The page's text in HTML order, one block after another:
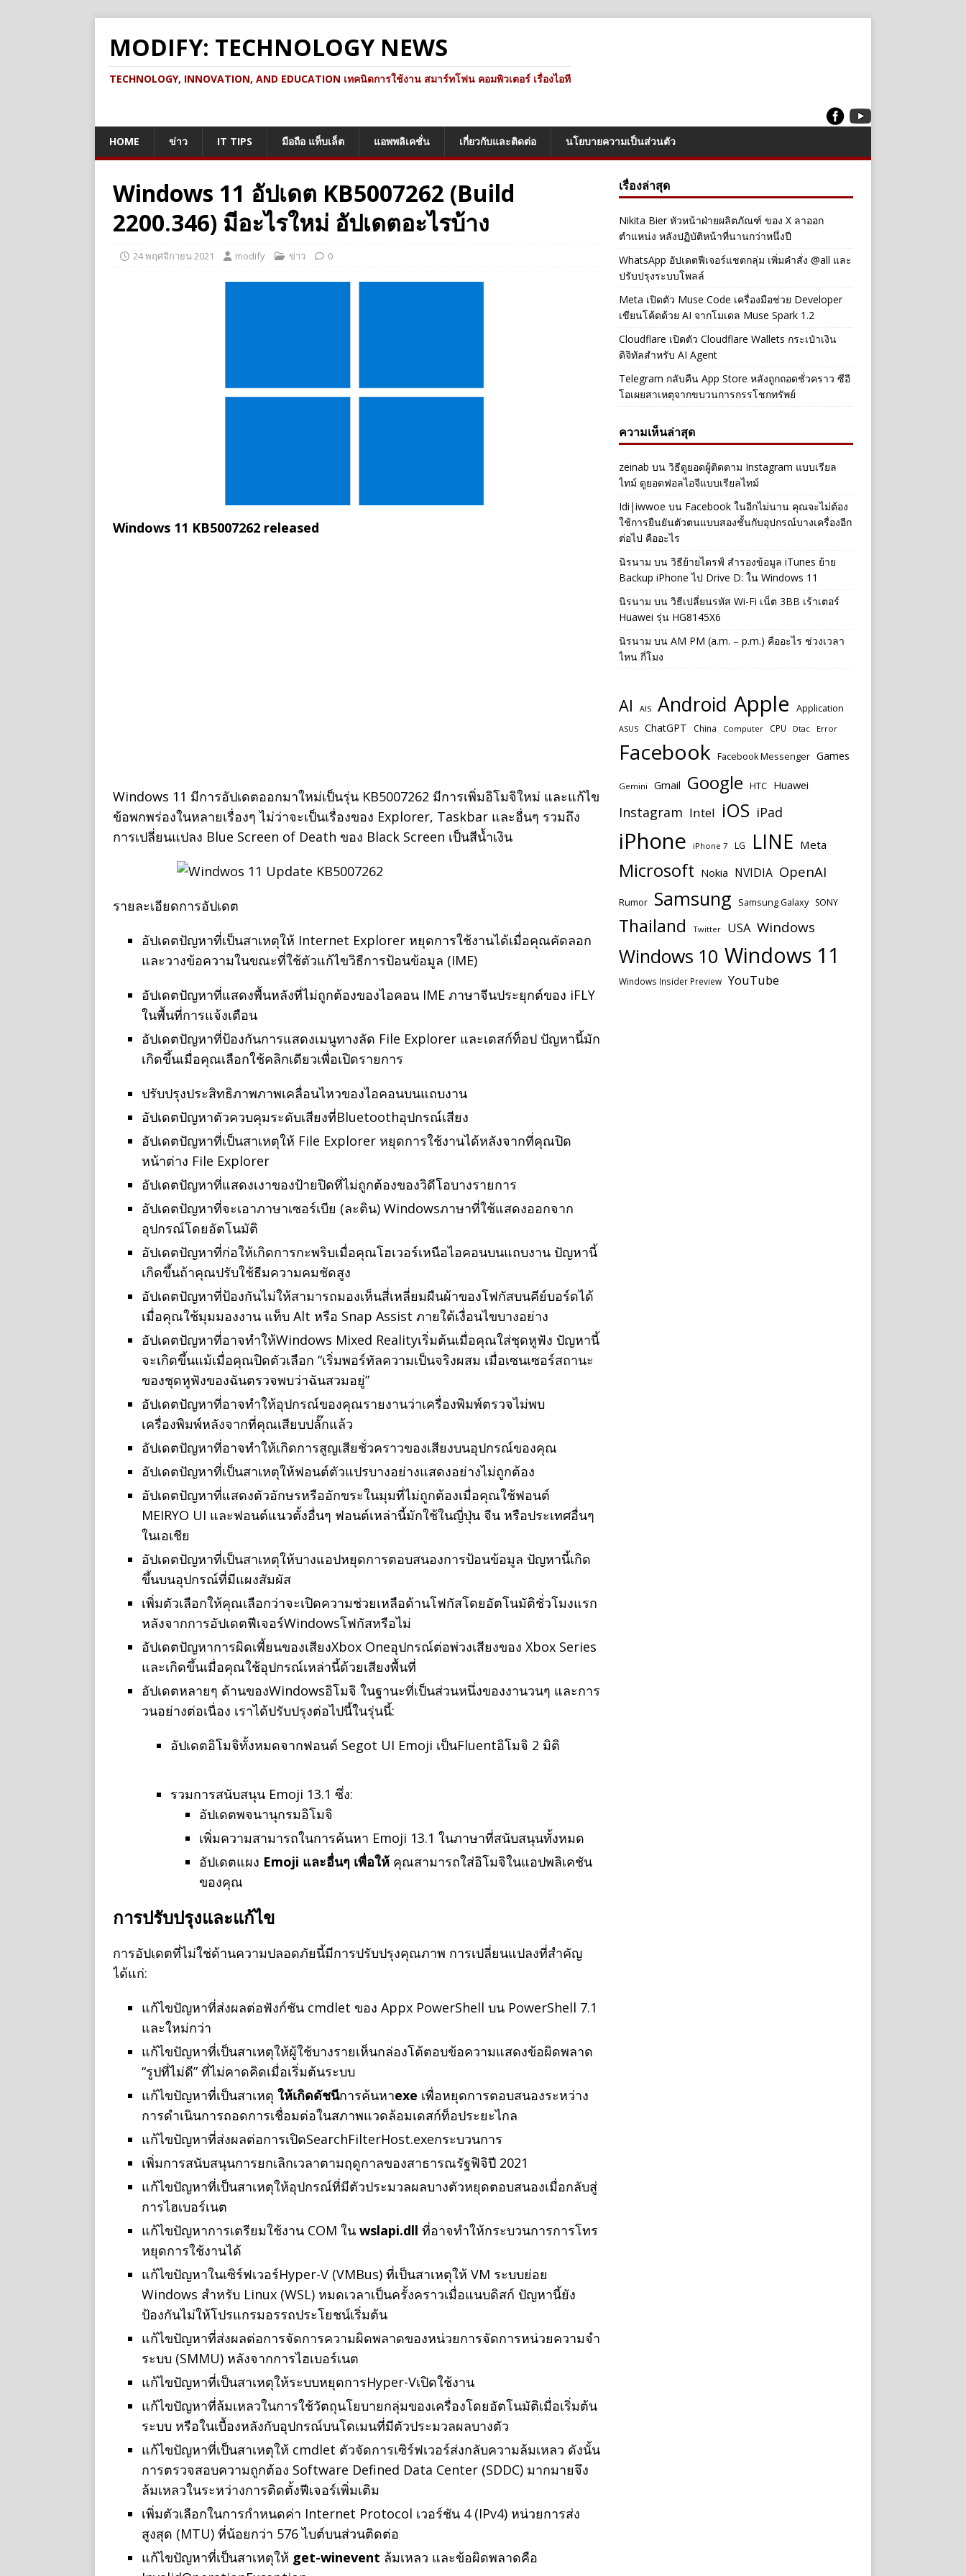
MODIFY: TECHNOLOGY NEWS
TECHNOLOGY, INNOVATION, AND EDUCATION เทคนิดการใช้งาน สมาร์ทโฟน คอมพิวเตอร์ เรื่องไอที
HOME ข่าว IT TIPS มือถือ แท็บเล็ต แอพพลิเคชั่น เกี่ยวกับและติดต่อ นโยบายความเป็นส่วนตัว
Windows 11 อัปเดต KB5007262 (Build
2200.346) มีอะไรใหม่ อัปเดตอะไรบ้าง
24 พฤศจิกายน 2021 modify ข่าว 0
Windows 11 KB5007262 released
Windows 11 มีการอัปเดตออกมาใหม่เป็นรุ่น KB5007262 มีการเพิ่มอิโมจิใหม่ และแก้ไข
ข้อพกพร่องในหลายเรื่องๆ ไม่ว่าจะเป็นเรื่องของ Explorer, Taskbar และอื่นๆ รวมถึง
การเปลี่ยนแปลง Blue Screen of Death ของ Black Screen เป็นสีน้ำเงิน
รายละเอียดการอัปเดต
อัปเดตปัญหาที่เป็นสาเหตุให้ Internet Explorer หยุดการใช้งานได้เมื่อคุณคัดลอก
และวางข้อความในขณะที่ใช้ตัวแก้ไขวิธีการป้อนข้อมูล (IME)
อัปเดตปัญหาที่แสดงพื้นหลังที่ไม่ถูกต้องของไอคอน IME ภาษาจีนประยุกต์ของ iFLY
ในพื้นที่การแจ้งเตือน
อัปเดตปัญหาที่ป้องกันการแสดงเมนูทางลัด File Explorer และเดสก์ท็อป ปัญหานี้มัก
เกิดขึ้นเมื่อคุณเลือกใช้คลิกเดียวเพื่อเปิดรายการ
ปรับปรุงประสิทธิภาพภาพเคลื่อนไหวของไอคอนบนแถบงาน
อัปเดตปัญหาตัวควบคุมระดับเสียงที่Bluetoothอุปกรณ์เสียง
อัปเดตปัญหาที่เป็นสาเหตุให้ File Explorer หยุดการใช้งานได้หลังจากที่คุณปิด
หน้าต่าง File Explorer
อัปเดตปัญหาที่แสดงเงาของป้ายปิดที่ไม่ถูกต้องของวิดีโอบางรายการ
อัปเดตปัญหาที่จะเอาภาษาเซอร์เบีย (ละติน) Windowsภาษาที่ใช้แสดงออกจาก
อุปกรณ์โดยอัตโนมัติ
อัปเดตปัญหาที่ก่อให้เกิดการกะพริบเมื่อคุณโฮเวอร์เหนือไอคอนบนแถบงาน ปัญหานี้
เกิดขึ้นถ้าคุณปรับใช้ธีมความคมชัดสูง
อัปเดตปัญหาที่ป้องกันไม่ให้สามารถมองเห็นสี่เหลี่ยมผืนผ้าของโฟกัสบนคีย์บอร์ดได้
เมื่อคุณใช้มุมมองงาน แท็บ Alt หรือ Snap Assist ภายใต้เงื่อนไขบางอย่าง
อัปเดตปัญหาที่อาจทําให้Windows Mixed Realityเริ่มต้นเมื่อคุณใส่ชุดหูฟัง ปัญหานี้
จะเกิดขึ้นแม้เมื่อคุณปิดตัวเลือก “เริ่มพอร์ทัลความเป็นจริงผสม เมื่อเซนเซอร์สถานะ
ของชุดหูฟังของฉันตรวจพบว่าฉันสวมอยู่”
อัปเดตปัญหาที่อาจทําให้อุปกรณ์ของคุณรายงานว่าเครื่องพิมพ์ตรวจไม่พบ
เครื่องพิมพ์หลังจากที่คุณเสียบปลั๊กแล้ว
อัปเดตปัญหาที่อาจทําให้เกิดการสูญเสียชั่วคราวของเสียงบนอุปกรณ์ของคุณ
อัปเดตปัญหาที่เป็นสาเหตุให้ฟอนต์ตัวแปรบางอย่างแสดงอย่างไม่ถูกต้อง
อัปเดตปัญหาที่แสดงตัวอักษรหรืออักขระในมุมที่ไม่ถูกต้องเมื่อคุณใช้ฟอนต์
MEIRYO UI และฟอนต์แนวตั้งอื่นๆ ฟอนต์เหล่านี้มักใช้ในญี่ปุ่น จีน หรือประเทศอื่นๆ
ในเอเชีย
อัปเดตปัญหาที่เป็นสาเหตุให้บางแอปหยุดการตอบสนองการป้อนข้อมูล ปัญหานี้เกิด
ขึ้นบนอุปกรณ์ที่มีแผงสัมผัส
เพิ่มตัวเลือกให้คุณเลือกว่าจะเปิดความช่วยเหลือด้านโฟกัสโดยอัตโนมัติชั่วโมงแรก
หลังจากการอัปเดตฟีเจอร์Windowsโฟกัสหรือไม่
อัปเดตปัญหาการผิดเพี้ยนของเสียงXbox Oneอุปกรณ์ต่อพ่วงเสียงของ Xbox Series
และเกิดขึ้นเมื่อคุณใช้อุปกรณ์เหล่านี้ด้วยเสียงพื้นที่
อัปเดตหลายๆ ด้านของWindowsอิโมจิ ในฐานะที่เป็นส่วนหนึ่งของงานวนๆ และการ
วนอย่างต่อเนื่อง เราได้ปรับปรุงต่อไปนี้ในรุ่นนี้:
อัปเดตอิโมจิทั้งหมดจากฟอนต์ Segot UI Emoji เป็นFluentอิโมจิ 2 มิติ
รวมการสนับสนุน Emoji 13.1 ซึ่ง:
อัปเดตพจนานุกรมอิโมจิ
เพิ่มความสามารถในการค้นหา Emoji 13.1 ในภาษาที่สนับสนุนทั้งหมด
อัปเดตแผง Emoji และอื่นๆ เพื่อให้ คุณสามารถใส่อิโมจิในแอปพลิเคชัน
ของคุณ
การปรับปรุงและแก้ไข
การอัปเดตที่ไม่ใช่ด้านความปลอดภัยนี้มีการปรับปรุงคุณภาพ การเปลี่ยนแปลงที่สำคัญ
ได้แก่:
แก้ไขปัญหาที่ส่งผลต่อฟังก์ชัน cmdlet ของ Appx PowerShell บน PowerShell 7.1
และใหม่กว่า
แก้ไขปัญหาที่เป็นสาเหตุให้ผู้ใช้บางรายเห็นกล่องโต้ตอบข้อความแสดงข้อผิดพลาด
“รูปที่ไม่ดี” ที่ไม่คาดคิดเมื่อเริ่มต้นระบบ
แก้ไขปัญหาที่เป็นสาเหตุ ให้เกิดดัชนีการค้นหาexe เพื่อหยุดการตอบสนองระหว่าง
การดําเนินการถอดการเชื่อมต่อในสภาพแวดล้อมเดสก์ท็อประยะไกล
แก้ไขปัญหาที่ส่งผลต่อการเปิดSearchFilterHost.exeกระบวนการ
เพิ่มการสนับสนุนการยกเลิกเวลาตามฤดูกาลของสาธารณรัฐฟิจิปี 2021
แก้ไขปัญหาที่เป็นสาเหตุให้อุปกรณ์ที่มีตัวประมวลผลบางตัวหยุดตอบสนองเมื่อกลับสู่
การไฮเบอร์เนต
แก้ไขปัญหาการเตรียมใช้งาน COM ใน wslapi.dll ที่อาจทําให้กระบวนการการโทร
หยุดการใช้งานได้
แก้ไขปัญหาในเซิร์ฟเวอร์Hyper-V (VMBus) ที่เป็นสาเหตุให้ VM ระบบย่อย
Windows สำหรับ Linux (WSL) หมดเวลาเป็นครั้งคราวเมื่อแนบดิสก์ ปัญหานี้ยัง
ป้องกันไม่ให้โปรแกรมอรรถประโยชน์เริ่มต้น
แก้ไขปัญหาที่ส่งผลต่อการจัดการความผิดพลาดของหน่วยการจัดการหน่วยความจํา
ระบบ (SMMU) หลังจากการไฮเบอร์เนต
แก้ไขปัญหาที่เป็นสาเหตุให้ระบบหยุดการHyper-Vเปิดใช้งาน
แก้ไขปัญหาที่ล้มเหลวในการใช้วัตถุนโยบายกลุ่มของเครื่องโดยอัตโนมัติเมื่อเริ่มต้น
ระบบ หรือในเบื้องหลังกับอุปกรณ์บนโดเมนที่มีตัวประมวลผลบางตัว
แก้ไขปัญหาที่เป็นสาเหตุให้ cmdlet ตัวจัดการเซิร์ฟเวอร์ส่งกลับความล้มเหลว ดังนั้น
การตรวจสอบความถูกต้อง Software Defined Data Center (SDDC) มากมายจึง
ล้มเหลวในระหว่างการติดตั้งฟีเจอร์เพิ่มเติม
เพิ่มตัวเลือกในการกําหนดค่า Internet Protocol เวอร์ชัน 4 (IPv4) หน่วยการส่ง
สูงสุด (MTU) ที่น้อยกว่า 576 ไบต์บนส่วนติดต่อ
แก้ไขปัญหาที่เป็นสาเหตุให้ get-winevent ล้มเหลว และข้อผิดพลาดคือ
เรื่องล่าสุด
Nikita Bier หัวหน้าฝ่ายผลิตภัณฑ์ ของ X ลาออก
ตำแหน่ง หลังปฏิบัติหน้าที่นานกว่าหนึ่งปี
WhatsApp อัปเดตฟีเจอร์แชตกลุ่ม เพิ่มคำสั่ง @all และ
ปรับปรุงระบบโพลล์
Meta เปิดตัว Muse Code เครื่องมือช่วย Developer
เขียนโค้ดด้วย AI จากโมเดล Muse Spark 1.2
Cloudflare เปิดตัว Cloudflare Wallets กระเป๋าเงิน
ดิจิทัลสำหรับ AI Agent
Telegram กลับคืน App Store หลังถูกถอดชั่วคราว ซีอี
โอเผยสาเหตุจากขบวนการกรรโชกทรัพย์
ความเห็นล่าสุด
zeinab บน วิธีดูยอดผู้ติดตาม Instagram แบบเรียล
ไทม์ ดูยอดฟอลไอจีแบบเรียลไทม์
Idi|iwwoe บน Facebook ในอีกไม่นาน คุณจะไม่ต้อง
ใช้การยืนยันตัวตนแบบสองชั้นกับอุปกรณ์บางเครื่องอีก
ต่อไป คืออะไร
นิรนาม บน วิธีย้ายไดรฟ์ สำรองข้อมูล iTunes ย้าย
Backup iPhone ไป Drive D: ใน Windows 11
นิรนาม บน วิธีเปลี่ยนรหัส Wi-Fi เน็ต 3BB เร้าเตอร์
Huawei รุ่น HG8145X6
นิรนาม บน AM PM (a.m. – p.m.) คืออะไร ช่วงเวลา
ไหน กี่โมง
AI AIS Android Apple Application
ASUS ChatGPT China Computer CPU Dtac Error
Facebook Facebook Messenger Games
Gemini Gmail Google HTC Huawei
Instagram Intel iOS iPad
iPhone iPhone 7 LG LINE Meta
Microsoft Nokia NVIDIA OpenAI
Rumor Samsung Samsung Galaxy SONY
Thailand Twitter USA Windows
Windows 10 Windows 11
Windows Insider Preview YouTube